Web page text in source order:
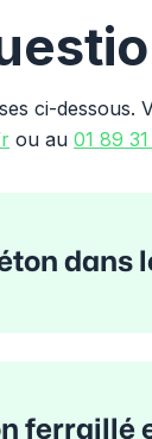
ci-dessous.
ou au01 89
dans
ferraillé